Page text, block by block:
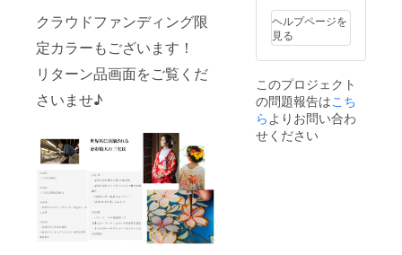
クラウドファンディング限
定カラーもございます！
リターン品画面をご覧くだ
さいませ♪
が必要
な際
しく
は、裏
側から
浮かせ
スチー
品到着
以内に
ご連絡
お願い
致しま
す。
ます。
・商品
初期不
良がご
した
ら、商
品到着
後７日
以内に
が実物
と異
なって
見える
ござい
ます。
・ラ
ミーの
ザラザ
商品到
着後７
日以内
にご連
い致し
ます。
ヘルプページを
見る
このプロジェクト
の問題報告はこち
らよりお問い合わ
せください